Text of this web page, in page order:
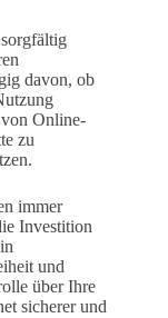
davon, ob
Online-
zu
immer
Investition
und
über Ihre
sicherer und